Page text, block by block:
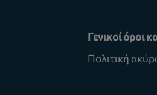
Γενικοί όροι
Πολιτική